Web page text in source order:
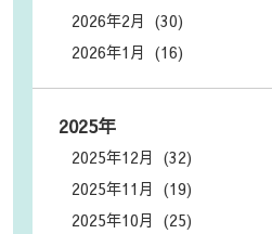
2026年2月 (30)
2026年1月 (16)
2025年
2025年12月 (32)
2025年11月 (19)
2025年10月 (25)